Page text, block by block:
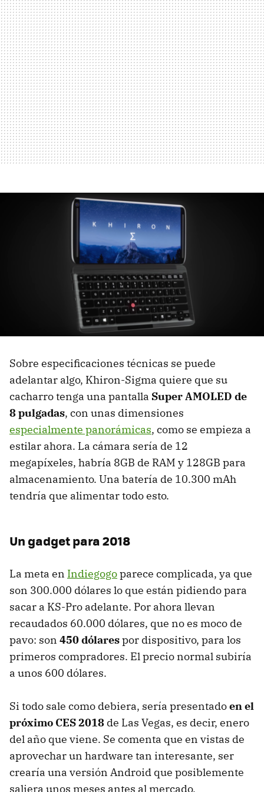
Sobre especificaciones técnicas se puede
adelantar algo, Khiron-Sigma quiere que su
cacharro tenga una pantalla Super AMOLED de
8 pulgadas, con unas dimensiones
especialmente panorámicas, como se empieza a
estilar ahora. La cámara sería de 12
megapíxeles, habría 8GB de RAM y 128GB para
almacenamiento. Una batería de 10.300 mAh
tendría que alimentar todo esto.
Un gadget para 2018
La meta en Indiegogoparece complicada, ya que
son 300.000 dólares lo que están pidiendo para
sacar a KS-Pro adelante. Por ahora llevan
recaudados 60.000 dólares, que no es moco de
pavo: son 450 dólarespor dispositivo, para los
primeros compradores. El precio normal subiría
a unos 600 dólares.
Si todo sale como debiera, sería presentadoen el
próximo CES 2018 de Las Vegas, es decir, enero
del año que viene. Se comenta que en vistas de
aprovechar un hardware tan interesante, ser
crearía una versión Android que posiblemente
saliera unos meses antes al mercado.